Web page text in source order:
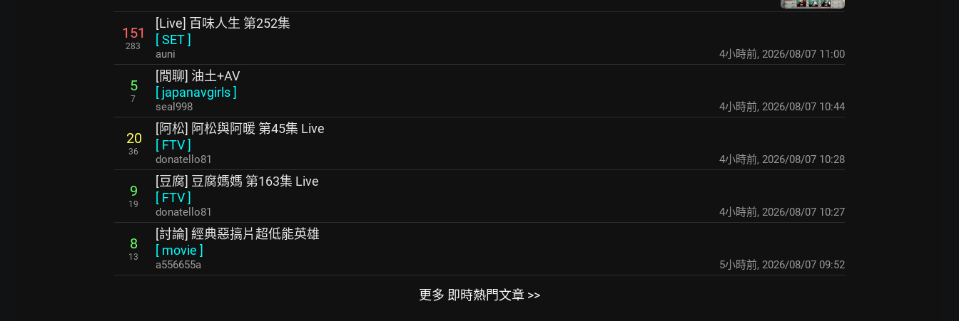
151
283
[Live] 百味人生 第252集
[SET]
auni 4小時前, 2026/08/07 11:00
5
7
[閒聊] 油土+AV
[ japanavgirls]
seal998 4小時前, 2026/08/07 10:44
20
36
[阿松] 阿松與阿暖 第45集 Live
[ FTV]
donatello81 4小時前, 2026/08/07 10:28
9
19
[豆腐] 豆腐媽媽 第163集 Live
[ FTV]
donatello81 4小時前, 2026/08/07 10:27
8
13
[討論] 經典惡搞片超低能英雄
[ movie ]
a556655a 5小時前, 2026/08/07 09:52
更多 即時熱門文章 >>